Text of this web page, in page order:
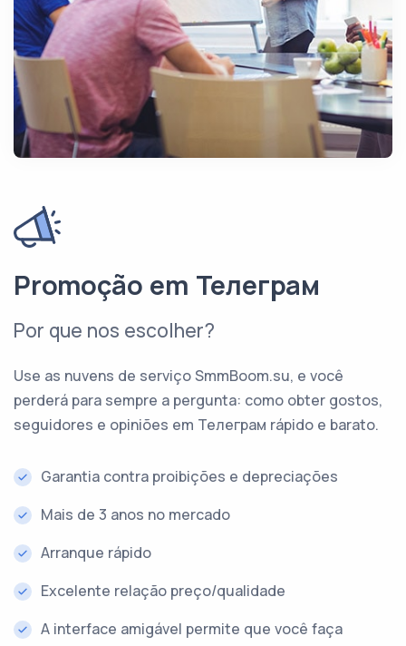
Promoção em Телеграм
Por que nos escolher?
Use as nuvens de serviço SmmBoom.su, e você
perderá para sempre a pergunta: como obter gostos,
seguidores e opiniões em Телеграм rápido e barato.
Garantia contra proibições e depreciações
Mais de 3 anos no mercado
Arranque rápido
Excelente relação preço/qualidade
A interface amigável permite que você faça